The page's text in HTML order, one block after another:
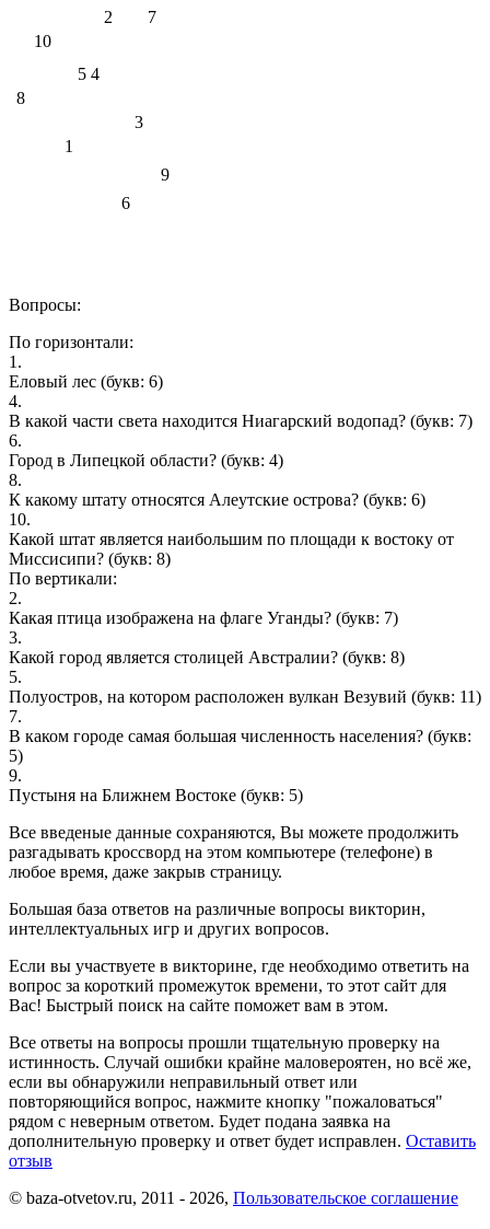
2
7
10
5 4
8
3
1
9
6
Вопросы:
По горизонтали:
1.
Eловый лeс (букв: 6)
4.
В какой части света находится Ниагарский водопад? (букв: 7)
6.
Город в Липецкой области? (букв: 4)
8.
К какому штату относятся Алеутские острова? (букв: 6)
10.
Какой штат является наибольшим по площади к востоку от
Миссисипи? (букв: 8)
По вертикали:
2.
Какая птица изображена на флаге Уганды? (букв: 7)
3.
Какой город является столицей Австралии? (букв: 8)
5.
Полуостров, на котором расположен вулкан Везувий (букв: 11)
7.
В каком городе самая большая численность населения? (букв:
5)
9.
Пycтыня на Ближнeм Вocтoкe (букв: 5)
Все введеные данные сохраняются, Вы можете продолжить
разгадывать кроссворд на этом компьютере (телефоне) в
любое время, даже закрыв страницу.
Большая база ответов на различные вопросы викторин,
интеллектуальных игр и других вопросов.
Если вы участвуете в викторине, где необходимо ответить на
вопрос за короткий промежуток времени, то этот сайт для
Вас! Быстрый поиск на сайте поможет вам в этом.
Все ответы на вопросы прошли тщательную проверку на
истинность. Случай ошибки крайне маловероятен, но всё же,
если вы обнаружили неправильный ответ или
повторяющийся вопрос, нажмите кнопку "пожаловаться"
рядом с неверным ответом. Будет подана заявка на
дополнительную проверку и ответ будет исправлен. Оставить
отзыв
© baza-otvetov.ru, 2011 - 2026, Пользовательское соглашение